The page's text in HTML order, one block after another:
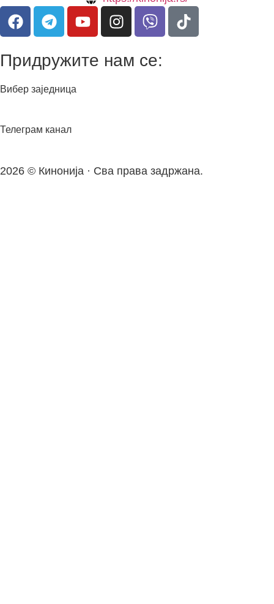
Придружите нам се:
Вибер заједница
Телеграм канал
2026 © Кинонија · Сва права задржана.